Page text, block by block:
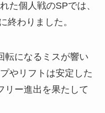
た個人戦のSPでは、
終わりました。
転になるミスが響い
やリフトは安定した
リー進出を果たして